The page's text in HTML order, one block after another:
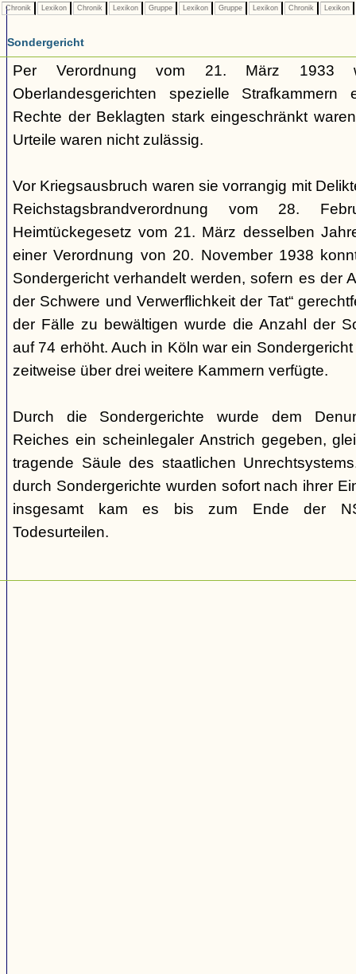
Chronik Lexikon Chronik Lexikon Gruppe Lexikon Gruppe Lexikon Chronik Lexikon
Sondergericht
Per Verordnung vom 21. März 1933
Oberlandesgerichten spezielle
Rechte der Beklagten stark eingeschränkt
Urteile waren nicht zulässig.
Vor Kriegsausbruch waren sie vorrangig mit
Reichstagsbrandverordnung vom 28.
Heimtückegesetz vom 21. März desselben
einer Verordnung von 20. November 1938
Sondergericht verhandelt werden, sofern es der
der Schwere und Verwerflichkeit der Tat“
der Fälle zu bewältigen wurde die Anzahl der
auf 74 erhöht. Auch in Köln war ein
zeitweise über drei weitere Kammern verfügte.
Durch die Sondergerichte wurde dem
Reiches ein scheinlegaler Anstrich gegeben,
tragende Säule des staatlichen
durch Sondergerichte wurden sofort nach ihrer
insgesamt kam es bis zum Ende der
Todesurteilen.